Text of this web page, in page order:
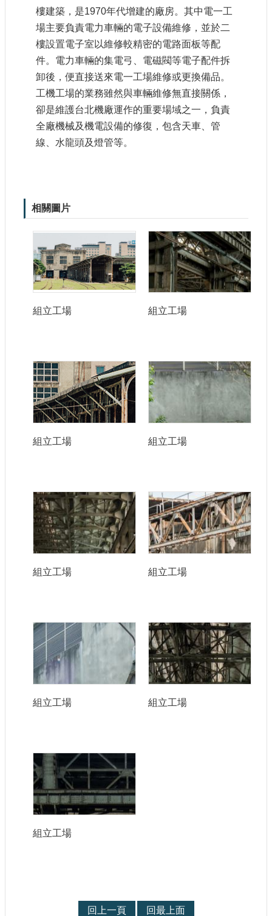
樓建築，是1970年代增建的廠房。其中電一工
場主要負責電力車輛的電子設備維修，並於二
樓設置電子室以維修較精密的電路面板等配
件。電力車輛的集電弓、電磁閥等電子配件拆
卸後，便直接送來電一工場維修或更換備品。
工機工場的業務雖然與車輛維修無直接關係，
卻是維護台北機廠運作的重要場域之一，負責
全廠機械及機電設備的修復，包含天車、管
線、水龍頭及燈管等。
相關圖片
組立工場 組立工場
組立工場 組立工場
組立工場 組立工場
組立工場 組立工場
組立工場
回上一頁 回最上面